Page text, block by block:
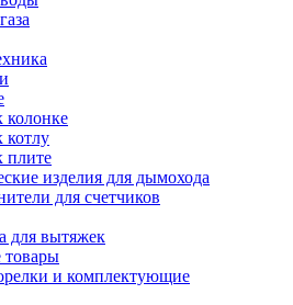
колонке
котлу
плите
изделия для дымохода
для счетчиков
для вытяжек
и комплектующие